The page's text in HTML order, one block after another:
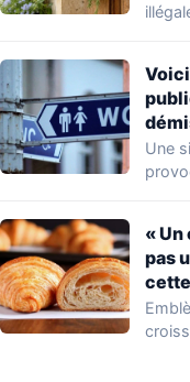
Une
« Un
pas